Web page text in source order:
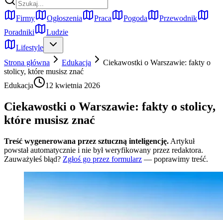
Firmy Ogłoszenia Praca Pogoda
Przewodnik
Poradniki
Ludzie
Lifestyle
Strona główna
Edukacja
Ciekawostki o Warszawie: fakty o
stolicy, które musisz znać
Edukacja
12 kwietnia 2026
Ciekawostki o Warszawie: fakty o stolicy,
które musisz znać
Treść wygenerowana przez sztuczną inteligencję. Artykuł
powstał automatycznie i nie był weryfikowany przez redaktora.
Zauważyłeś błąd? Zgłoś go przez formularz — poprawimy treść.